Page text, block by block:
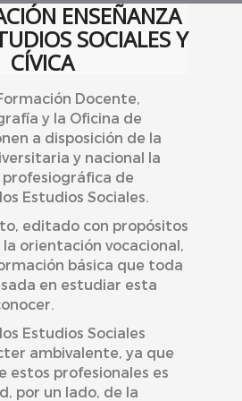
ENSEÑANZA
SOCIALES Y
CÍVICA
Docente,
y la Oficina de
a disposición de la
y nacional la
de
Estudios Sociales.
editado con propósitos
orientación vocacional,
básica que toda
en estudiar esta
Estudios Sociales
ambivalente, ya que
estos profesionales es
por un lado, de la